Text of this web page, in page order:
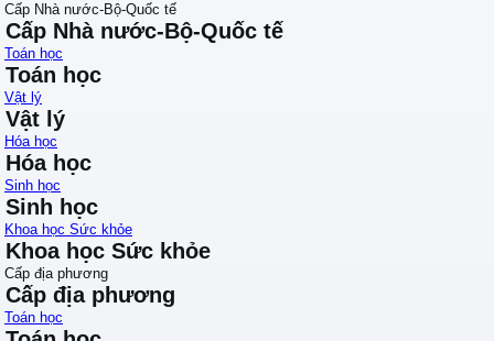
Cấp Nhà nước-Bộ-Quốc tế
Cấp Nhà nước-Bộ-Quốc tế
Toán học
Toán học
Vật lý
Vật lý
Hóa học
Hóa học
Sinh học
Sinh học
Khoa học Sức khỏe
Khoa học Sức khỏe
Cấp địa phương
Cấp địa phương
Toán học